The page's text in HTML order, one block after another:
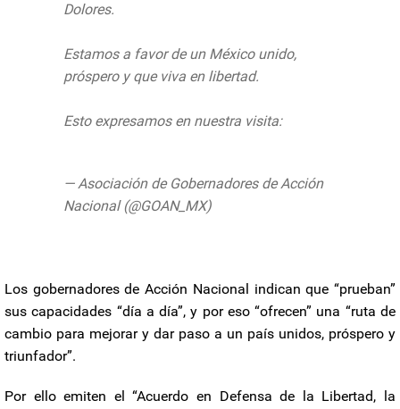
Dolores.
Estamos a favor de un México unido,
próspero y que viva en libertad.
Esto expresamos en nuestra visita:
— Asociación de Gobernadores de Acción
Nacional (@GOAN_MX)
Los gobernadores de Acción Nacional indican que “prueban”
sus capacidades “día a día”, y por eso “ofrecen” una “ruta de
cambio para mejorar y dar paso a un país unidos, próspero y
triunfador”.
Por ello emiten el “Acuerdo en Defensa de la Libertad, la